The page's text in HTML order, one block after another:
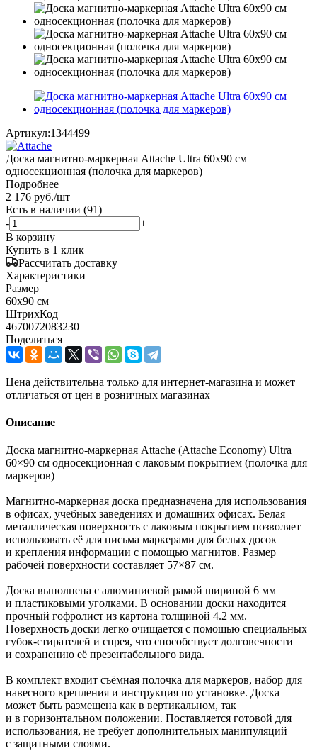
Артикул:1344499
Доска магнитно-маркерная Attache Ultra 60x90 см
односекционная (полочка для маркеров)
Подробнее
2 176 руб./шт
Есть в наличии (91)
-
+
В корзину
Купить в 1 клик
Рассчитать доставку
Характеристики
Размер
60x90 см
ШтрихКод
4670072083230
Поделиться
Цена действительна только для интернет-магазина и может
отличаться от цен в розничных магазинах
Описание
Доска магнитно-маркерная Attache (Attache Economy) Ultra
60×90 см односекционная с лаковым покрытием (полочка для
маркеров)
Магнитно-маркерная доска предназначена для использования
в офисах, учебных заведениях и домашних офисах. Белая
металлическая поверхность с лаковым покрытием позволяет
использовать её для письма маркерами для белых досок
и крепления информации с помощью магнитов. Размер
рабочей поверхности составляет 57×87 см.
Доска выполнена с алюминиевой рамой шириной 6 мм
и пластиковыми уголками. В основании доски находится
прочный гофролист из картона толщиной 4.2 мм.
Поверхность доски легко очищается с помощью специальных
губок-стирателей и спрея, что способствует долговечности
и сохранению её презентабельного вида.
В комплект входит съёмная полочка для маркеров, набор для
навесного крепления и инструкция по установке. Доска
может быть размещена как в вертикальном, так
и в горизонтальном положении. Поставляется готовой для
использования, не требует дополнительных манипуляций
с защитными слоями.